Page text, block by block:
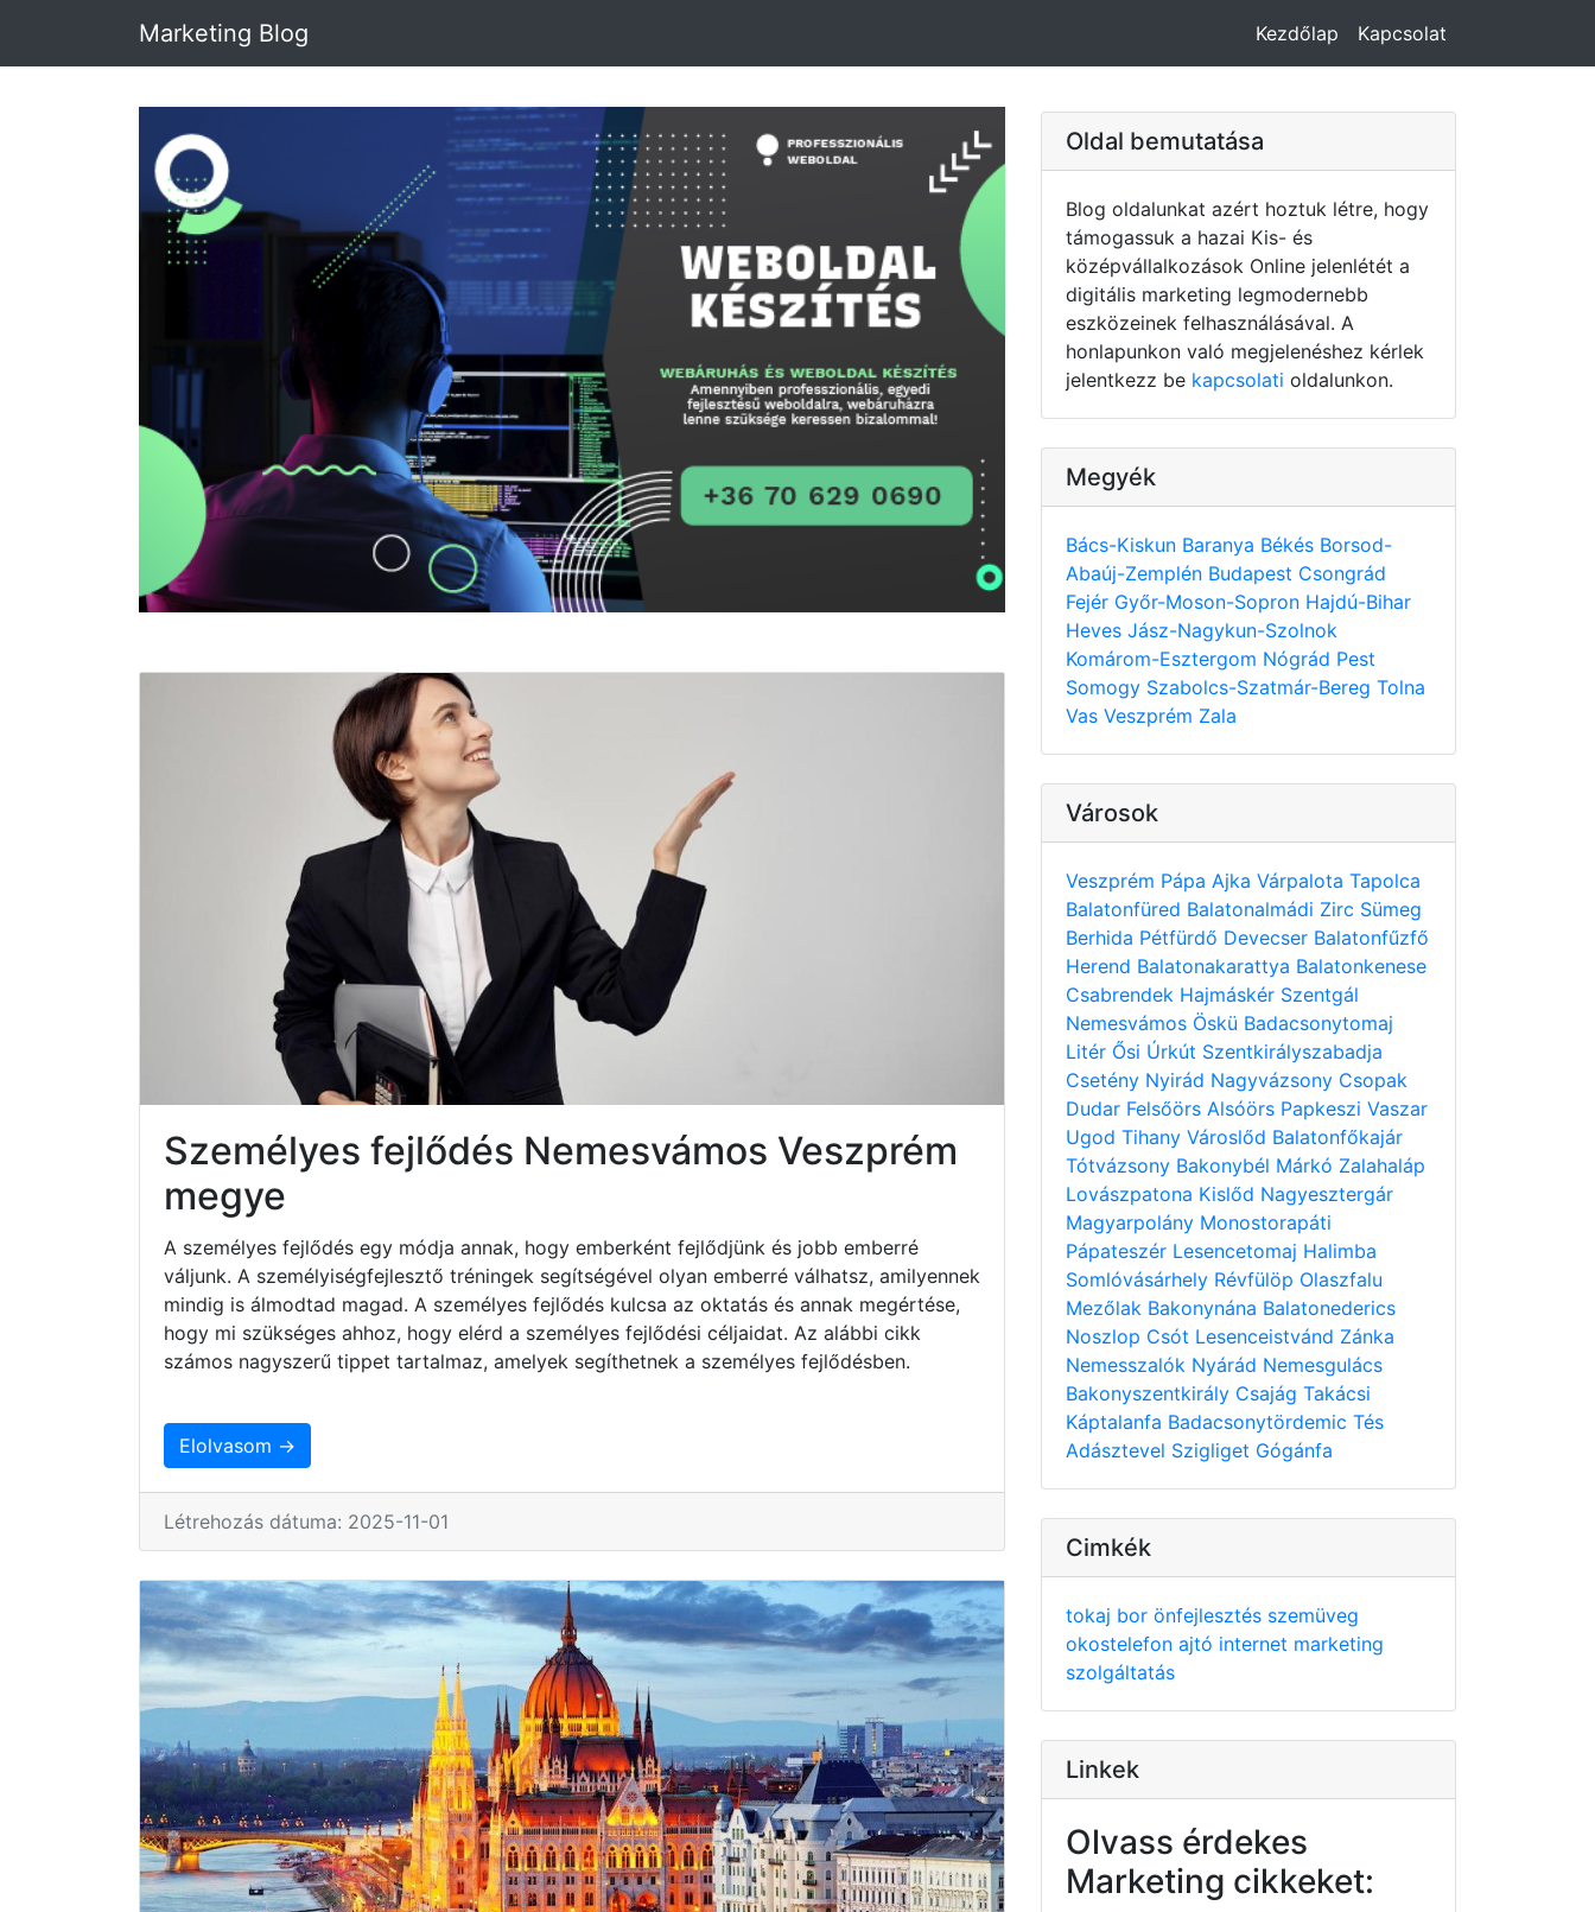
Marketing Blog Kezdőlap Kapcsolat
Személyes fejlődés Nemesvámos Veszprém
megye
A személyes fejlődés egy módja annak, hogy emberként fejlődjünk és jobb emberré
váljunk. A személyiségfejlesztő tréningek segítségével olyan emberré válhatsz, amilyennek
mindig is álmodtad magad. A személyes fejlődés kulcsa az oktatás és annak megértése,
hogy mi szükséges ahhoz, hogy elérd a személyes fejlődési céljaidat. Az alábbi cikk
számos nagyszerű tippet tartalmaz, amelyek segíthetnek a személyes fejlődésben.
Elolvasom →
Létrehozás dátuma: 2025-11-01
Oldal bemutatása
Blog oldalunkat azért hoztuk létre, hogy
támogassuk a hazai Kis- és
középvállalkozások Online jelenlétét a
digitális marketing legmodernebb
eszközeinek felhasználásával. A
honlapunkon való megjelenéshez kérlek
jelentkezz be kapcsolati oldalunkon.
Megyék
Bács-Kiskun Baranya Békés Borsod-
Abaúj-Zemplén Budapest Csongrád
Fejér Győr-Moson-Sopron Hajdú-Bihar
Heves Jász-Nagykun-Szolnok
Komárom-Esztergom Nógrád Pest
Somogy Szabolcs-Szatmár-Bereg Tolna
Vas Veszprém Zala
Városok
Veszprém Pápa Ajka Várpalota Tapolca
Balatonfüred Balatonalmádi Zirc Sümeg
Berhida Pétfürdő Devecser Balatonfűzfő
Herend Balatonakarattya Balatonkenese
Csabrendek Hajmáskér Szentgál
Nemesvámos Öskü Badacsonytomaj
Litér Ősi Úrkút Szentkirályszabadja
Csetény Nyirád Nagyvázsony Csopak
Dudar Felsőörs Alsóörs Papkeszi Vaszar
Ugod Tihany Városlőd Balatonfőkajár
Tótvázsony Bakonybél Márkó Zalahaláp
Lovászpatona Kislőd Nagyesztergár
Magyarpolány Monostorapáti
Pápateszér Lesencetomaj Halimba
Somlóvásárhely Révfülöp Olaszfalu
Mezőlak Bakonynána Balatonederics
Noszlop Csót Lesenceistvánd Zánka
Nemesszalók Nyárád Nemesgulács
Bakonyszentkirály Csajág Takácsi
Káptalanfa Badacsonytördemic Tés
Adásztevel Szigliget Gógánfa
Cimkék
tokaj bor önfejlesztés szemüveg
okostelefon ajtó internet marketing
szolgáltatás
Linkek
Olvass érdekes
Marketing cikkeket: